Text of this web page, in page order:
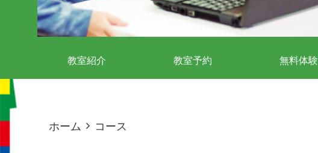
教室紹介 教室予約 無料体験
ホーム コース